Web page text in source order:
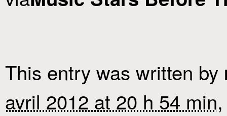
This entry was written by
avril 2012 at 20 h 54 min